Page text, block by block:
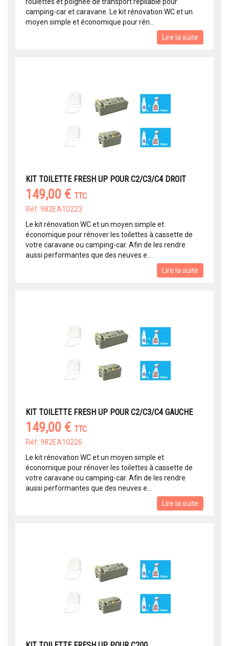
camping-car et caravane. Le kit rénovation WC et un
moyen simple et économique pour rén...
Lire la suite
KIT TOILETTE FRESH UP POUR C2/C3/C4 DROIT
149,00 € TTC
Réf: 982EA10223
Le kit rénovation WC et un moyen simple et
économique pour rénover les toilettes à cassette de
votre caravane ou camping-car. Afin de les rendre
aussi performantes que des neuves e...
Lire la suite
KIT TOILETTE FRESH UP POUR C2/C3/C4 GAUCHE
149,00 € TTC
Réf: 982EA10226
Le kit rénovation WC et un moyen simple et
économique pour rénover les toilettes à cassette de
votre caravane ou camping-car. Afin de les rendre
aussi performantes que des neuves e...
Lire la suite